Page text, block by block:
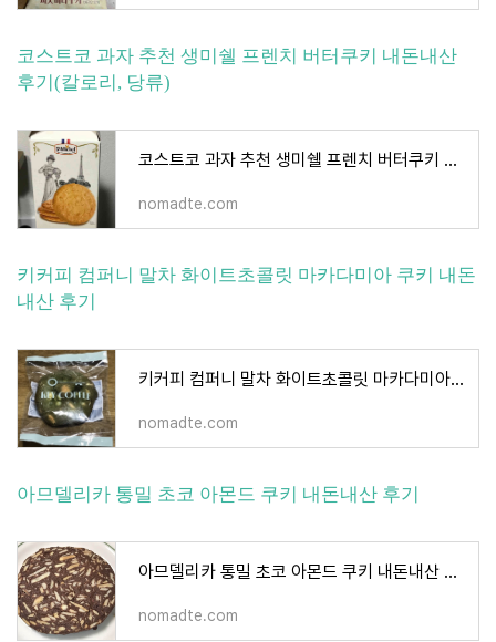
코스트코 과자 추천 생미쉘 프렌치 버터쿠키 내돈내산
후기(칼로리, 당류)
코스트코 과자 추천 생미쉘 프렌치 버터쿠키 내돈내산 후기(칼로리, 당류)
nomadte.com
키커피 컴퍼니 말차 화이트초콜릿 마카다미아 쿠키 내돈
내산 후기
키커피 컴퍼니 말차 화이트초콜릿 마카다미아 쿠키 내돈내산 후기
nomadte.com
아므델리카 통밀 초코 아몬드 쿠키 내돈내산 후기
아므델리카 통밀 초코 아몬드 쿠키 내돈내산 후기
nomadte.com